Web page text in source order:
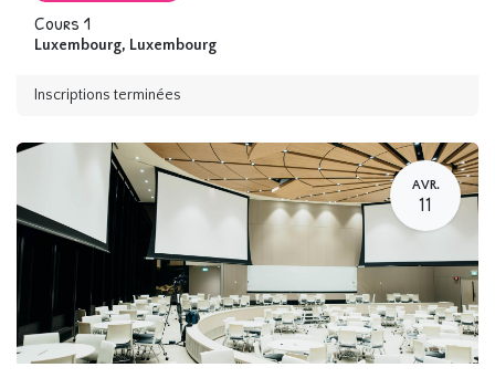
Cours 1
Luxembourg, Luxembourg
Inscriptions terminées
AVR.
11